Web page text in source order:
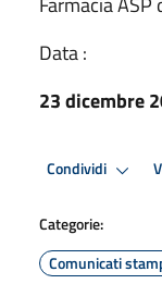
Data :
23 dicembre
Condividi
Categorie:
Comunicati